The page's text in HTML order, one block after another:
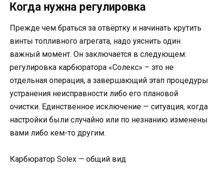
Когда нужна регулировка
Прежде чем браться за отвёртку и начинать крутить
винты топливного агрегата, надо уяснить один
важный момент. Он заключается в следующем:
регулировка карбюратора «Солекс» – это не
отдельная операция, а завершающий этап процедуры
устранения неисправности либо его плановой
очистки. Единственное исключение — ситуация, когда
настройки были случайно или по незнанию изменены
вами либо кем-то другим.
Карбюратор Solex — общий вид